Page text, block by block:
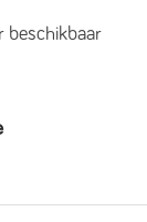
beschikbaar